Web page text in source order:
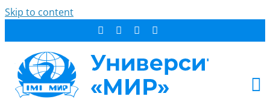
Skip to content